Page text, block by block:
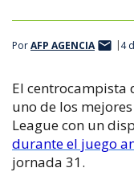
PorAFP AGENCIA 4
El centrocampista
uno de los
League con un
durante el juego
jornada 31.